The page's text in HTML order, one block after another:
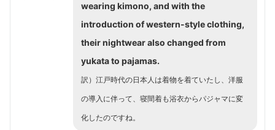
wearing kimono, and with the
introduction of western-style clothing,
their nightwear also changed from
yukata to pajamas.
訳）江戸時代の日本人は着物を着ていたし、洋服
の導入に伴って、寝間着も浴衣からパジャマに変
化したのですね。